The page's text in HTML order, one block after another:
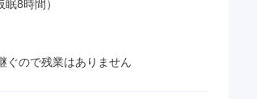
8時間）
ぐので残業はありません